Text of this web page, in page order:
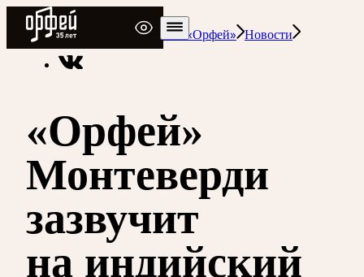
Радио Орфей
Радио классической музыки «Орфей» Новости
«Орфей»
Монтеверди
зазвучит
на индийский